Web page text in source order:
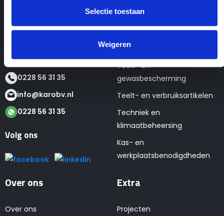
Selectie toestaan
Weigeren
Tulpenmarkt 4
0228 56 31 35
info@karobv.nl
0228 56 31 35
Volg ons
artikelen
Verpakkingen
Teelt- en
gewasbescherming
Teelt- en verbruiksartikelen
Techniek en
klimaatbeheersing
Kas- en
werkplaatsbenodigdheden
Over ons
Over ons
Extra
Projecten